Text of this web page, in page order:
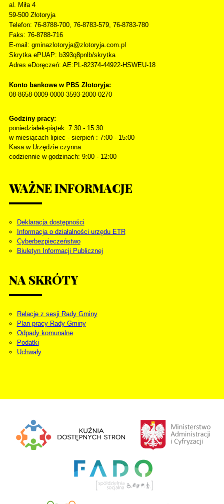
al. Miła 4
59-500 Złotoryja
Telefon: 76-8788-700, 76-8783-579, 76-8783-780
Faks: 76-8788-716
E-mail: gminazlotoryja@zlotoryja.com.pl
Skrytka ePUAP: b393q8pnlb/skrytka
Adres eDoręczeń: AE:PL-82374-44922-HSWEU-18
Konto bankowe w PBS Złotoryja:
08-8658-0009-0000-3593-2000-0270
Godziny pracy:
poniedziałek-piątek: 7:30 - 15:30
w miesiącach lipiec - sierpień : 7:00 - 15:00
Kasa w Urzędzie czynna
codziennie w godzinach: 9:00 - 12:00
WAŻNEINFORMACJE
Deklaracja dostępności
Informacja o działalności urzędu ETR
Cyberbezpieczeństwo
Biuletyn Informacji Publicznej
NA SKRÓTY
Relacje z sesji Rady Gminy
Plan pracy Rady Gminy
Odpady komunalne
Podatki
Uchwały